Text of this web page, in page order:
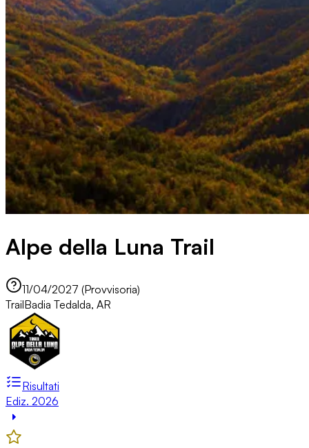
Alpe della Luna Trail
11/04/2027 (Provvisoria)
TrailBadia Tedalda, AR
Risultati
Ediz. 2026